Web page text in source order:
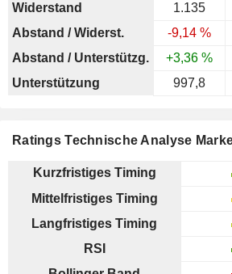
Widerstand
1.135
Abstand / Widerst.
-9,14 %
Abstand / Unterstützg.
+3,36 %
Unterstützung
997,8
Ratings Technische Analyse
Kurzfristiges Timing
Mittelfristiges Timing
Langfristiges Timing
RSI